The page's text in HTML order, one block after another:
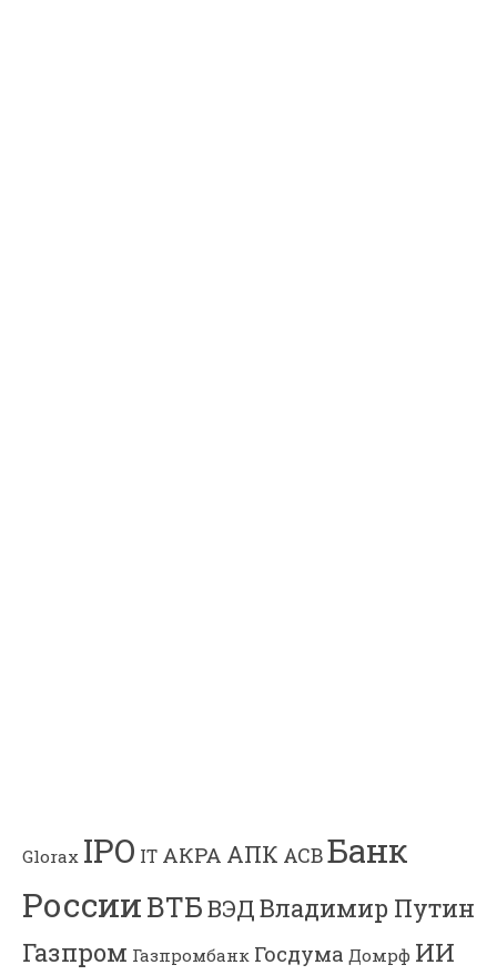
Glorax IPO IT АКРА АПК АСВБанк
РоссииВТБВЭДВладимир Путин
Газпром Газпромбанк Госдума Домрф ИИ